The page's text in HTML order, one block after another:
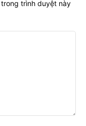
trình duyệt này